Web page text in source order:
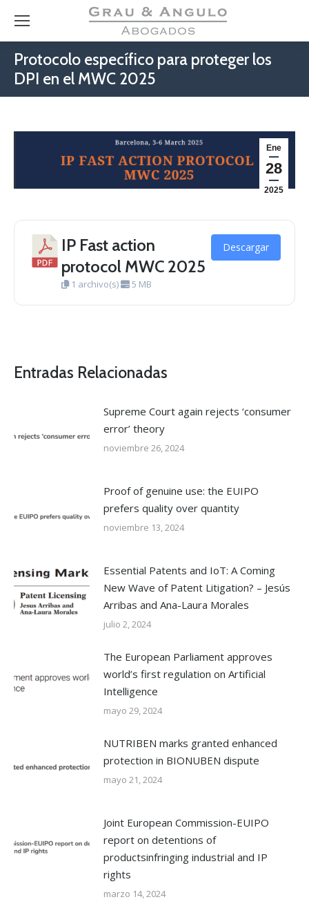
Protocolo específico para proteger los
DPI en el MWC 2025
Ene
28
2025
IP Fast action
protocol MWC 2025
1 archivo(s) 5 MB
Descargar
Entradas Relacionadas
Supreme Court again rejects ‘consumer
error’ theory
noviembre 26, 2024
Proof of genuine use: the EUIPO
prefers quality over quantity
noviembre 13, 2024
Essential Patents and IoT: A Coming
New Wave of Patent Litigation? – Jesús
Arribas and Ana-Laura Morales
julio 2, 2024
The European Parliament approves
world’s first regulation on Artificial
Intelligence
mayo 29, 2024
NUTRIBEN marks granted enhanced
protection in BIONUBEN dispute
mayo 21, 2024
Joint European Commission-EUIPO
report on detentions of
productsinfringing industrial and IP
rights
marzo 14, 2024